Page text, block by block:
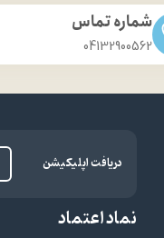
شماره تماس
04132900562
دریافت اپلیکیشن
نماد اعتماد